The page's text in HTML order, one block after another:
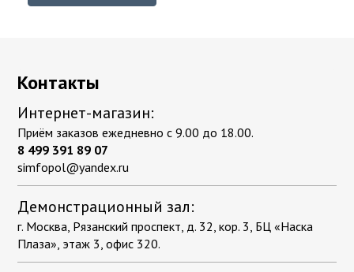
Контакты
Интернет-магазин:
Приём заказов ежедневно с 9.00 до 18.00.
8 499 391 89 07
simfopol@yandex.ru
Демонстрационный зал:
г. Москва, Рязанский проспект, д. 32, кор. 3, БЦ «Наска
Плаза», этаж 3, офис 320.